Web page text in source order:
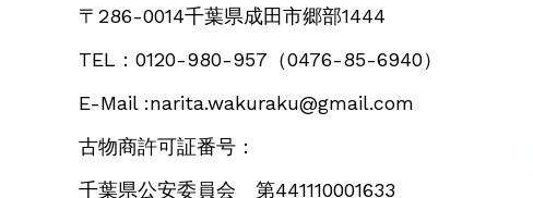
〒286-0014千葉県成田市郷部1444
TEL：0120-980-957 （0476-85-6940）
E-Mail :narita.wakuraku@gmail.com
古物商許可証番号：
千葉県公安委員会 第441110001633